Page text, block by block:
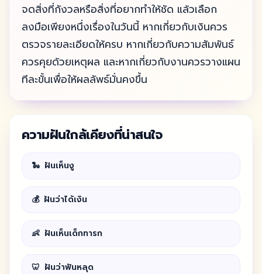
จดสิ่งที่กังวลหรือสิ่งที่อยากทำให้ชัด แล้วเลือก
ลงมือเพียงหนึ่งเรื่องในวันนี้ หากเกี่ยวกับเงินควร
ตรวจรายละเอียดให้ครบ หากเกี่ยวกับความสัมพันธ์
ควรคุยด้วยเหตุผล และหากเกี่ยวกับงานควรวางแผน
ทีละขั้นเพื่อให้ผลลัพธ์มั่นคงขึ้น
ความฝันใกล้เคียงที่น่าสนใจ
🐍 ฝันเห็นงู
💰 ฝันว่าได้เงิน
👶 ฝันเห็นเด็กทารก
🦷 ฝันว่าฟันหลุด